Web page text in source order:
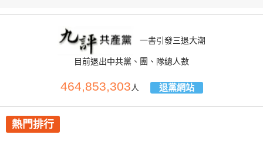
一書引發三退大潮
目前退出中共黨、團、隊總人數
464,853,303人 退黨網站
熱門排行